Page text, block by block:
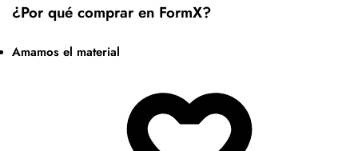
¿Por qué comprar en FormX?
Amamos el material